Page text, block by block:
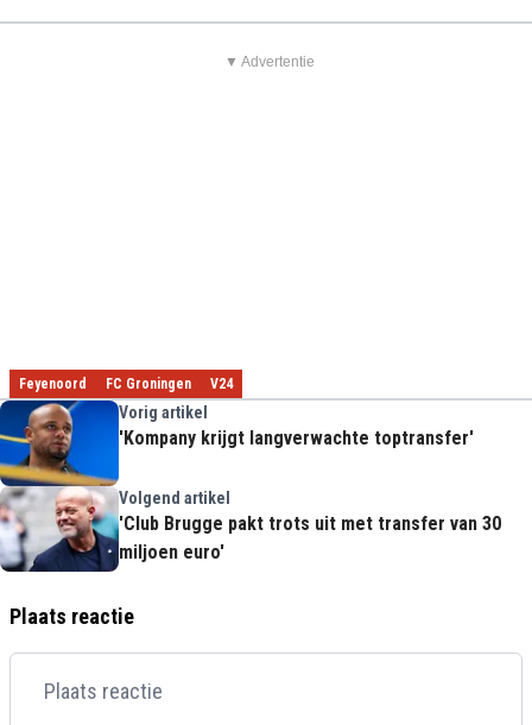
▼ Advertentie
Feyenoord FC Groningen V24
Vorig artikel
'Kompany krijgt langverwachte toptransfer'
Volgend artikel
'Club Brugge pakt trots uit met transfer van 30
miljoen euro'
Plaats reactie